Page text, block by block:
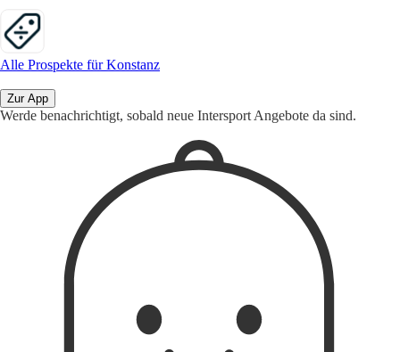
Alle Prospekte für Konstanz
Zur App
Werde benachrichtigt, sobald neue Intersport Angebote da sind.